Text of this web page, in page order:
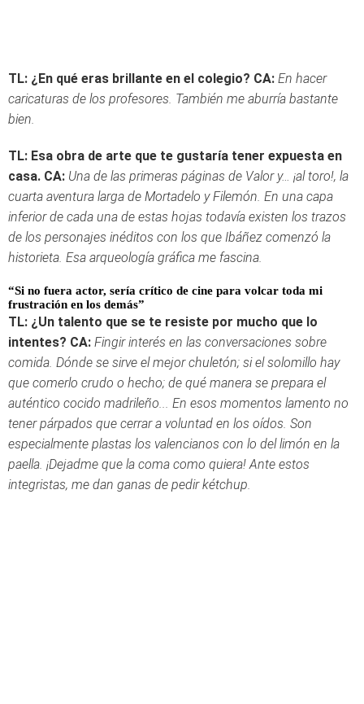
TL: ¿En qué eras brillante en el colegio? CA: En hacer
caricaturas de los profesores. También me aburría bastante
bien.
TL: Esa obra de arte que te gustaría tener expuesta en
casa. CA: Una de las primeras páginas de Valor y… ¡al toro!, la
cuarta aventura larga de Mortadelo y Filemón. En una capa
inferior de cada una de estas hojas todavía existen los trazos
de los personajes inéditos con los que Ibáñez comenzó la
historieta. Esa arqueología gráfica me fascina.
“Si no fuera actor, sería crítico de cine para volcar toda mi
frustración en los demás”
TL: ¿Un talento que se te resiste por mucho que lo
intentes? CA: Fingir interés en las conversaciones sobre
comida. Dónde se sirve el mejor chuletón; si el solomillo hay
que comerlo crudo o hecho; de qué manera se prepara el
auténtico cocido madrileño... En esos momentos lamento no
tener párpados que cerrar a voluntad en los oídos. Son
especialmente plastas los valencianos con lo del limón en la
paella. ¡Dejadme que la coma como quiera! Ante estos
integristas, me dan ganas de pedir kétchup.